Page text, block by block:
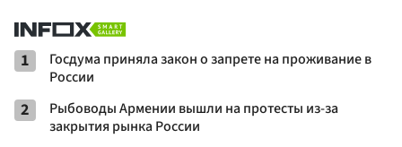
1
Госдума приняла закон о запрете на проживание в
России
2
Рыбоводы Армении вышли на протесты из-за
закрытия рынка России